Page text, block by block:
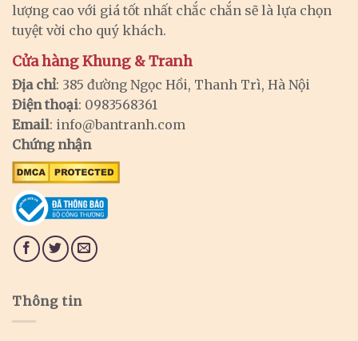
lượng cao với giá tốt nhất chắc chắn sẽ là lựa chọn
tuyệt vời cho quý khách.
Cửa hàng Khung & Tranh
Địa chỉ: 385 đường Ngọc Hồi, Thanh Trì, Hà Nội
Điện thoại: 0983568361
Email: info@bantranh.com
Chứng nhận
Thông tin